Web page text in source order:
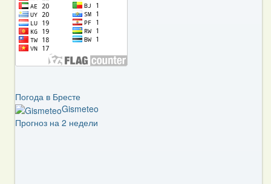
Погода в Бресте
Gismeteo
Прогноз на 2 недели